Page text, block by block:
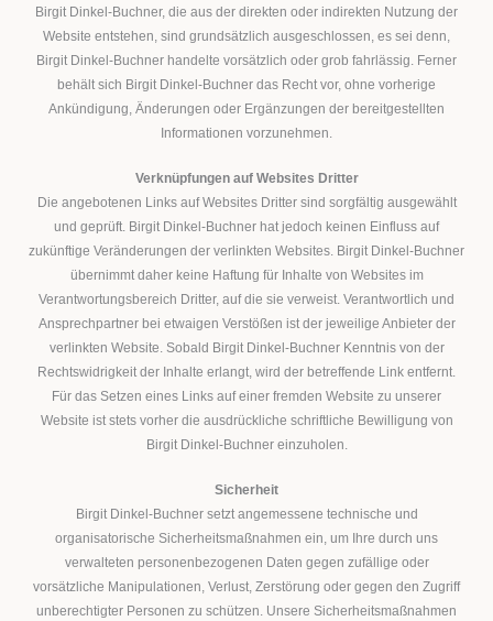
Birgit Dinkel-Buchner, die aus der direkten oder indirekten Nutzung der
Website entstehen, sind grundsätzlich ausgeschlossen, es sei denn,
Birgit Dinkel-Buchner handelte vorsätzlich oder grob fahrlässig. Ferner
behält sich Birgit Dinkel-Buchner das Recht vor, ohne vorherige
Ankündigung, Änderungen oder Ergänzungen der bereitgestellten
Informationen vorzunehmen.
Verknüpfungen auf Websites Dritter
Die angebotenen Links auf Websites Dritter sind sorgfältig ausgewählt
und geprüft. Birgit Dinkel-Buchner hat jedoch keinen Einfluss auf
zukünftige Veränderungen der verlinkten Websites. Birgit Dinkel-Buchner
übernimmt daher keine Haftung für Inhalte von Websites im
Verantwortungsbereich Dritter, auf die sie verweist. Verantwortlich und
Ansprechpartner bei etwaigen Verstößen ist der jeweilige Anbieter der
verlinkten Website. Sobald Birgit Dinkel-Buchner Kenntnis von der
Rechtswidrigkeit der Inhalte erlangt, wird der betreffende Link entfernt.
Für das Setzen eines Links auf einer fremden Website zu unserer
Website ist stets vorher die ausdrückliche schriftliche Bewilligung von
Birgit Dinkel-Buchner einzuholen.
Sicherheit
Birgit Dinkel-Buchner setzt angemessene technische und
organisatorische Sicherheitsmaßnahmen ein, um Ihre durch uns
verwalteten personenbezogenen Daten gegen zufällige oder
vorsätzliche Manipulationen, Verlust, Zerstörung oder gegen den Zugriff
unberechtigter Personen zu schützen. Unsere Sicherheitsmaßnahmen